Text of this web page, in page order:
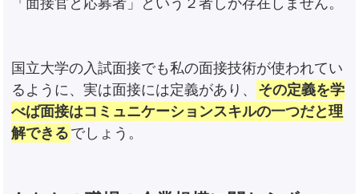
「面接官と応募者」という２者しか存在しません。
国立大学の入試面接でも私の面接技術が使われてい
るように、実は面接には定義があり、
その定義を学
べば面接はコミュニケーションスキルの一つだと理
解できる でしょう。